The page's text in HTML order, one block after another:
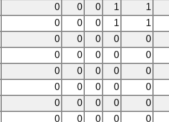
0 0 0 1
1
0 0 0 1
1
0 0 0 0
0
0 0 0 0
0
0 0 0 0
0
0 0 0 0
0
0 0 0 0
0
0 0 0 0
0